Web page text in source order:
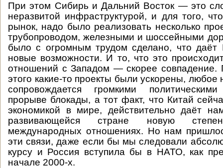
При этом Сибирь и Дальний Восток — это
неразвитой инфраструктурой, и для того,
рынок, надо было реализовать несколько
трубопроводом, железными и шоссейными
было с огромным трудом сделано, что даёт
новые возможности. И то, что это
отношений с Западом — скорее совпадение.
этого какие-то проекты были ускорены,
сопровождается громкими
прорыве блокады, а тот факт, что Китай
экономикой в мире, действительно даёт
развивающейся стране новую
международных отношениях. Но нам
эти связи, даже если бы мы следовали
курсу и Россия вступила бы в НАТО, как
начале 2000-х.